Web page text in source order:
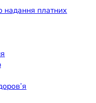
надання платних